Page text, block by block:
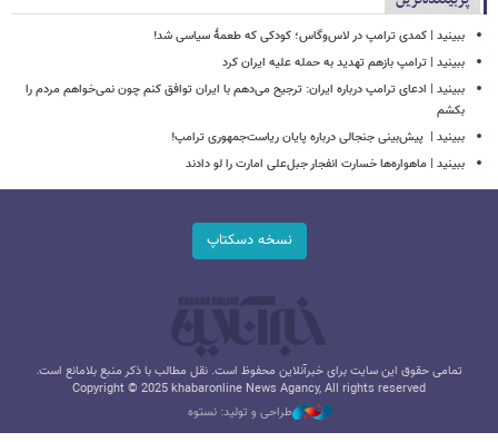
ببینید | کمدی ترامپ در لاس‌وگاس؛ کودکی که طعمۀ سیاسی شد!
ببینید | ترامپ بازهم تهدید به حمله علیه ایران کرد
ببینید | ادعای ترامپ درباره ایران: ترجیح می‌دهم با ایران توافق کنم چون نمی‌خواهم مردم را
بکشم
ببینید | ‏ پیش‌بینی جنجالی درباره پایان ریاست‌جمهوری ترامپ!
ببینید | ماهواره‌ها خسارت انفجار جبل‌علی امارت را لو دادند
نسخه دسکتاپ
تمامی حقوق این سایت برای خبرآنلاین محفوظ است. نقل مطالب با ذکر منبع بلامانع است.
Copyright © 2025 khabaronline News Agancy, All rights reserved
طراحی و تولید: نستوه